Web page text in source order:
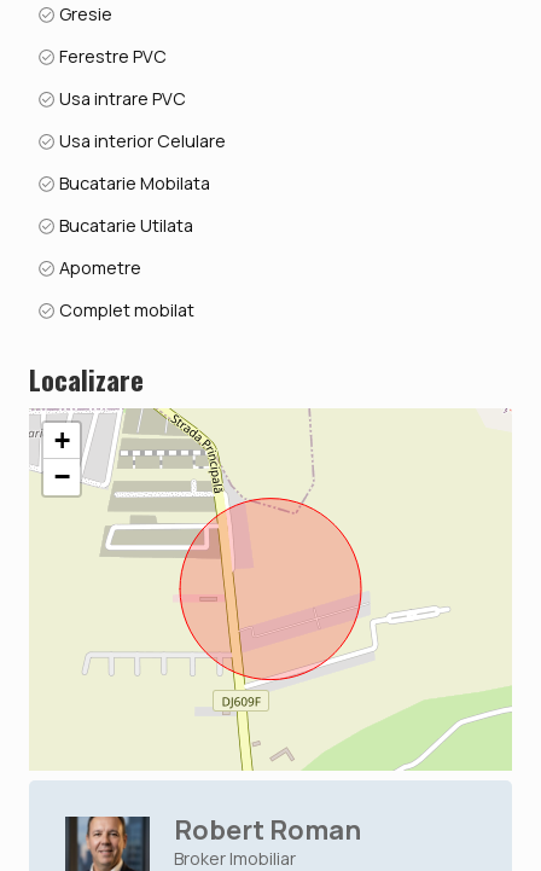
Gresie
Ferestre PVC
Usa intrare PVC
Usa interior Celulare
Bucatarie Mobilata
Bucatarie Utilata
Apometre
Complet mobilat
Localizare
+
−
Robert Roman
Broker Imobiliar